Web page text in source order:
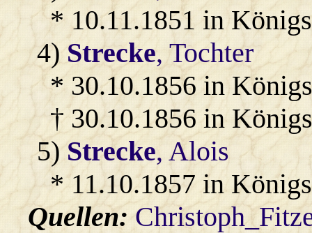
* 10.11.1851 in
4)Strecke, Tochter
* 30.10.1856 in
† 30.10.1856 in
5)Strecke, Alois
* 11.10.1857 in
Quellen: